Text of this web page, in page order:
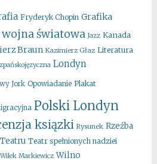
Fryderyk Chopin Grafika
światowa Jazz Kanada
Braun Kazimierz Głaz Literatura
Londyn
Jork Opowiadanie Plakat
Polski Londyn
ksiązki Rysunek Rzeźba
Teatr spełnionych nadziei
Wilek Markiewicz Wilno